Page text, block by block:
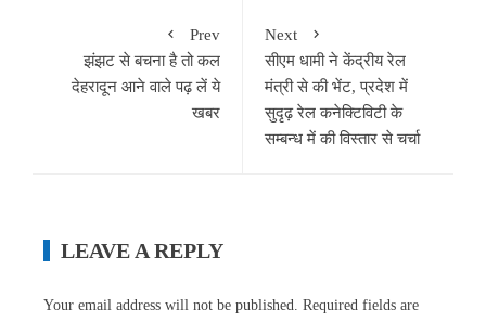
Prev
झंझट से बचना है तो कल
देहरादून आने वाले पढ़ लें ये
खबर
Next
सीएम धामी ने केंद्रीय रेल
मंत्री से की भेंट, प्रदेश में
सुदृढ़ रेल कनेक्टिविटी के
सम्बन्ध में की विस्तार से चर्चा
LEAVE A REPLY
Your email address will not be published.
Required fields are